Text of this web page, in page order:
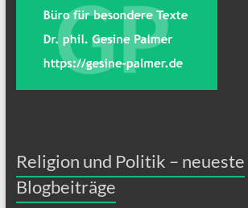
Religion und Politik – neueste
Blogbeiträge